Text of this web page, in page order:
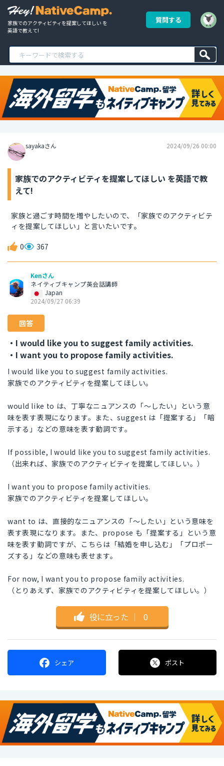
家族でのアクティビティを提案してほしい を
英語で教えて!
質問する
sayakaさん 2024/09/26 00:00
家族でのアクティビティを提案してほしい を英語で教
えて!
家族と過ごす時間を増やしたいので、「家族でのアクティビテ
ィを提案してほしい」と言いたいです。
0 367
Kenさん
ネイティブキャンプ英会話講師
Japan
2024/09/27 06:39
回答
・I would like you to suggest family activities.
・I want you to propose family activities.
I would like you to suggest family activities.
家族でのアクティビティを提案してほしい。
would like to は、丁寧なニュアンスの「〜したい」という意
味を表す表現になります。また、suggest は「提案する」「暗
示する」などの意味を表す動詞です。
If possible, I would like you to suggest family activities.
（出来れば、家族でのアクティビティを提案してほしい。）
I want you to propose family activities.
家族でのアクティビティを提案してほしい。
want to は、直接的なニュアンスの「〜したい」という意味を
表す表現になります。また、propose も「提案する」という意
味を表す動詞ですが、こちらは「結婚を申し込む」「プロポー
ズする」などの意味も表せます。
For now, I want you to propose family activities.
（とりあえず、家族でのアクティビティを提案してほしい。）
役に立った ｜ 0
シェア ポスト